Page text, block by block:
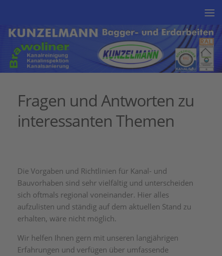
Fragen und Antworten zu
interessanten Themen
Die Vorgaben und Richtlinien für Kanal- und
Bauvorhaben sind sehr vielfältig und unterscheiden
sich oftmals regional voneinander. Hier alles
aufzulisten und ständig auf dem aktuellen Stand zu
erhalten, wäre nicht möglich.
Wir helfen Ihnen gern mit unseren langjährigen
Erfahrungen und verfügen über umfassende